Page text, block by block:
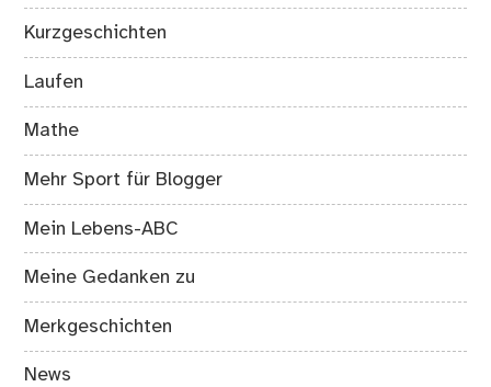
Kurzgeschichten
Laufen
Mathe
Mehr Sport für Blogger
Mein Lebens-ABC
Meine Gedanken zu
Merkgeschichten
News